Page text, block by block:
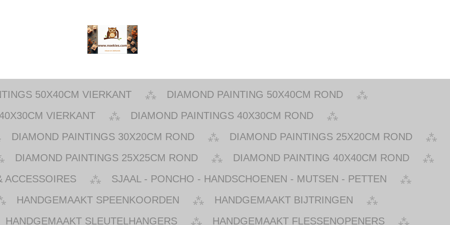
50X40CM VIERKANT
DIAMOND PAINTING 50X40CM ROND
VIERKANT
DIAMOND PAINTINGS 40X30CM ROND
DIAMOND PAINTINGS 30X20CM ROND
DIAMOND PAINTINGS 25X20CM ROND
DIAMOND PAINTINGS 25X25CM ROND
DIAMOND PAINTING 40X40CM ROND
ACCESSOIRES
SJAAL - PONCHO - HANDSCHOENEN - MUTSEN - PETTEN
HANDGEMAAKT SPEENKOORDEN
HANDGEMAAKT BIJTRINGEN
HANDGEMAAKT SLEUTELHANGERS
HANDGEMAAKT FLESSENOPENERS